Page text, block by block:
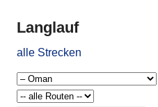
Langlauf
alle Strecken